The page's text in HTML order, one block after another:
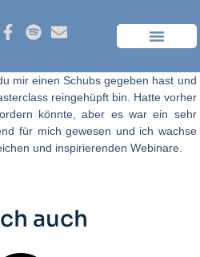
mir einen Schubs gegeben hast und
reingehüpft bin. Hatte vorher
könnte, aber es war ein sehr
für mich gewesen und ich wachse
und inspirierenden Webinare.
auch